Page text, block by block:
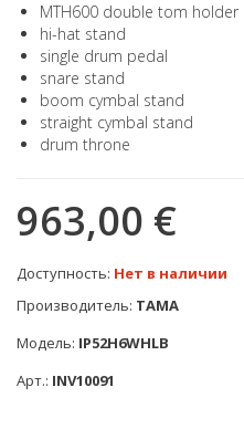
MTH600 double tom holder
hi-hat stand
single drum pedal
snare stand
boom cymbal stand
straight cymbal stand
drum throne
963,00 €
Доступность: Нет в наличии
Производитель: TAMA
Модель: IP52H6WHLB
Арт.: INV10091